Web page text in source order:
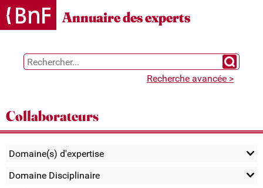
Gestion des cookies
Annuaire des experts
Chercher
Recherche avancée >
Collaborateurs
Domaine(s) d'expertise
Domaine Disciplinaire